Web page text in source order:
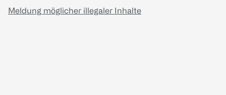
Meldung möglicher illegaler Inhalte